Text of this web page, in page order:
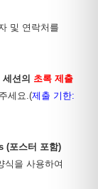
및 연락처를
션의 초록 제출
세요.(제출 기한:
(포스터 포함)
식을 사용하여